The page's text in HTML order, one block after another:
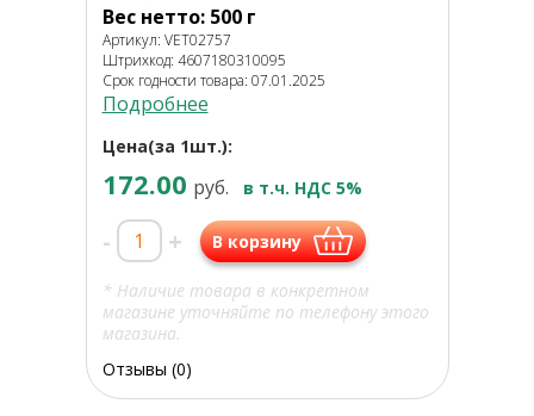
Вес нетто: 500 г
Артикул: VET02757
Штрихкод: 4607180310095
Срок годности товара: 07.01.2025
Подробнее
Цена(за 1шт.):
172.00 руб. в т.ч. НДС 5%
- + В корзину
* Наличие товара в конкретном
магазине уточняйте по телефону этого
магазина.
Отзывы (0)